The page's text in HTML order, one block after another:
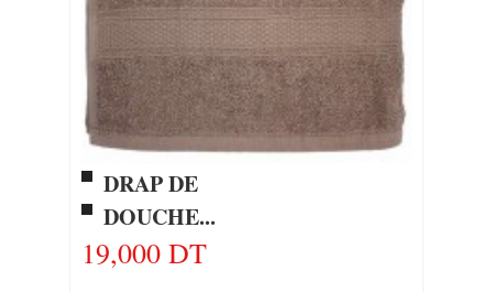
DRAP DE
DOUCHE...
19,000 DT